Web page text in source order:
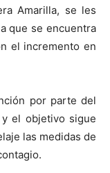
Amarilla, se les
que se encuentra
el incremento en
por parte del
el objetivo sigue
las medidas de